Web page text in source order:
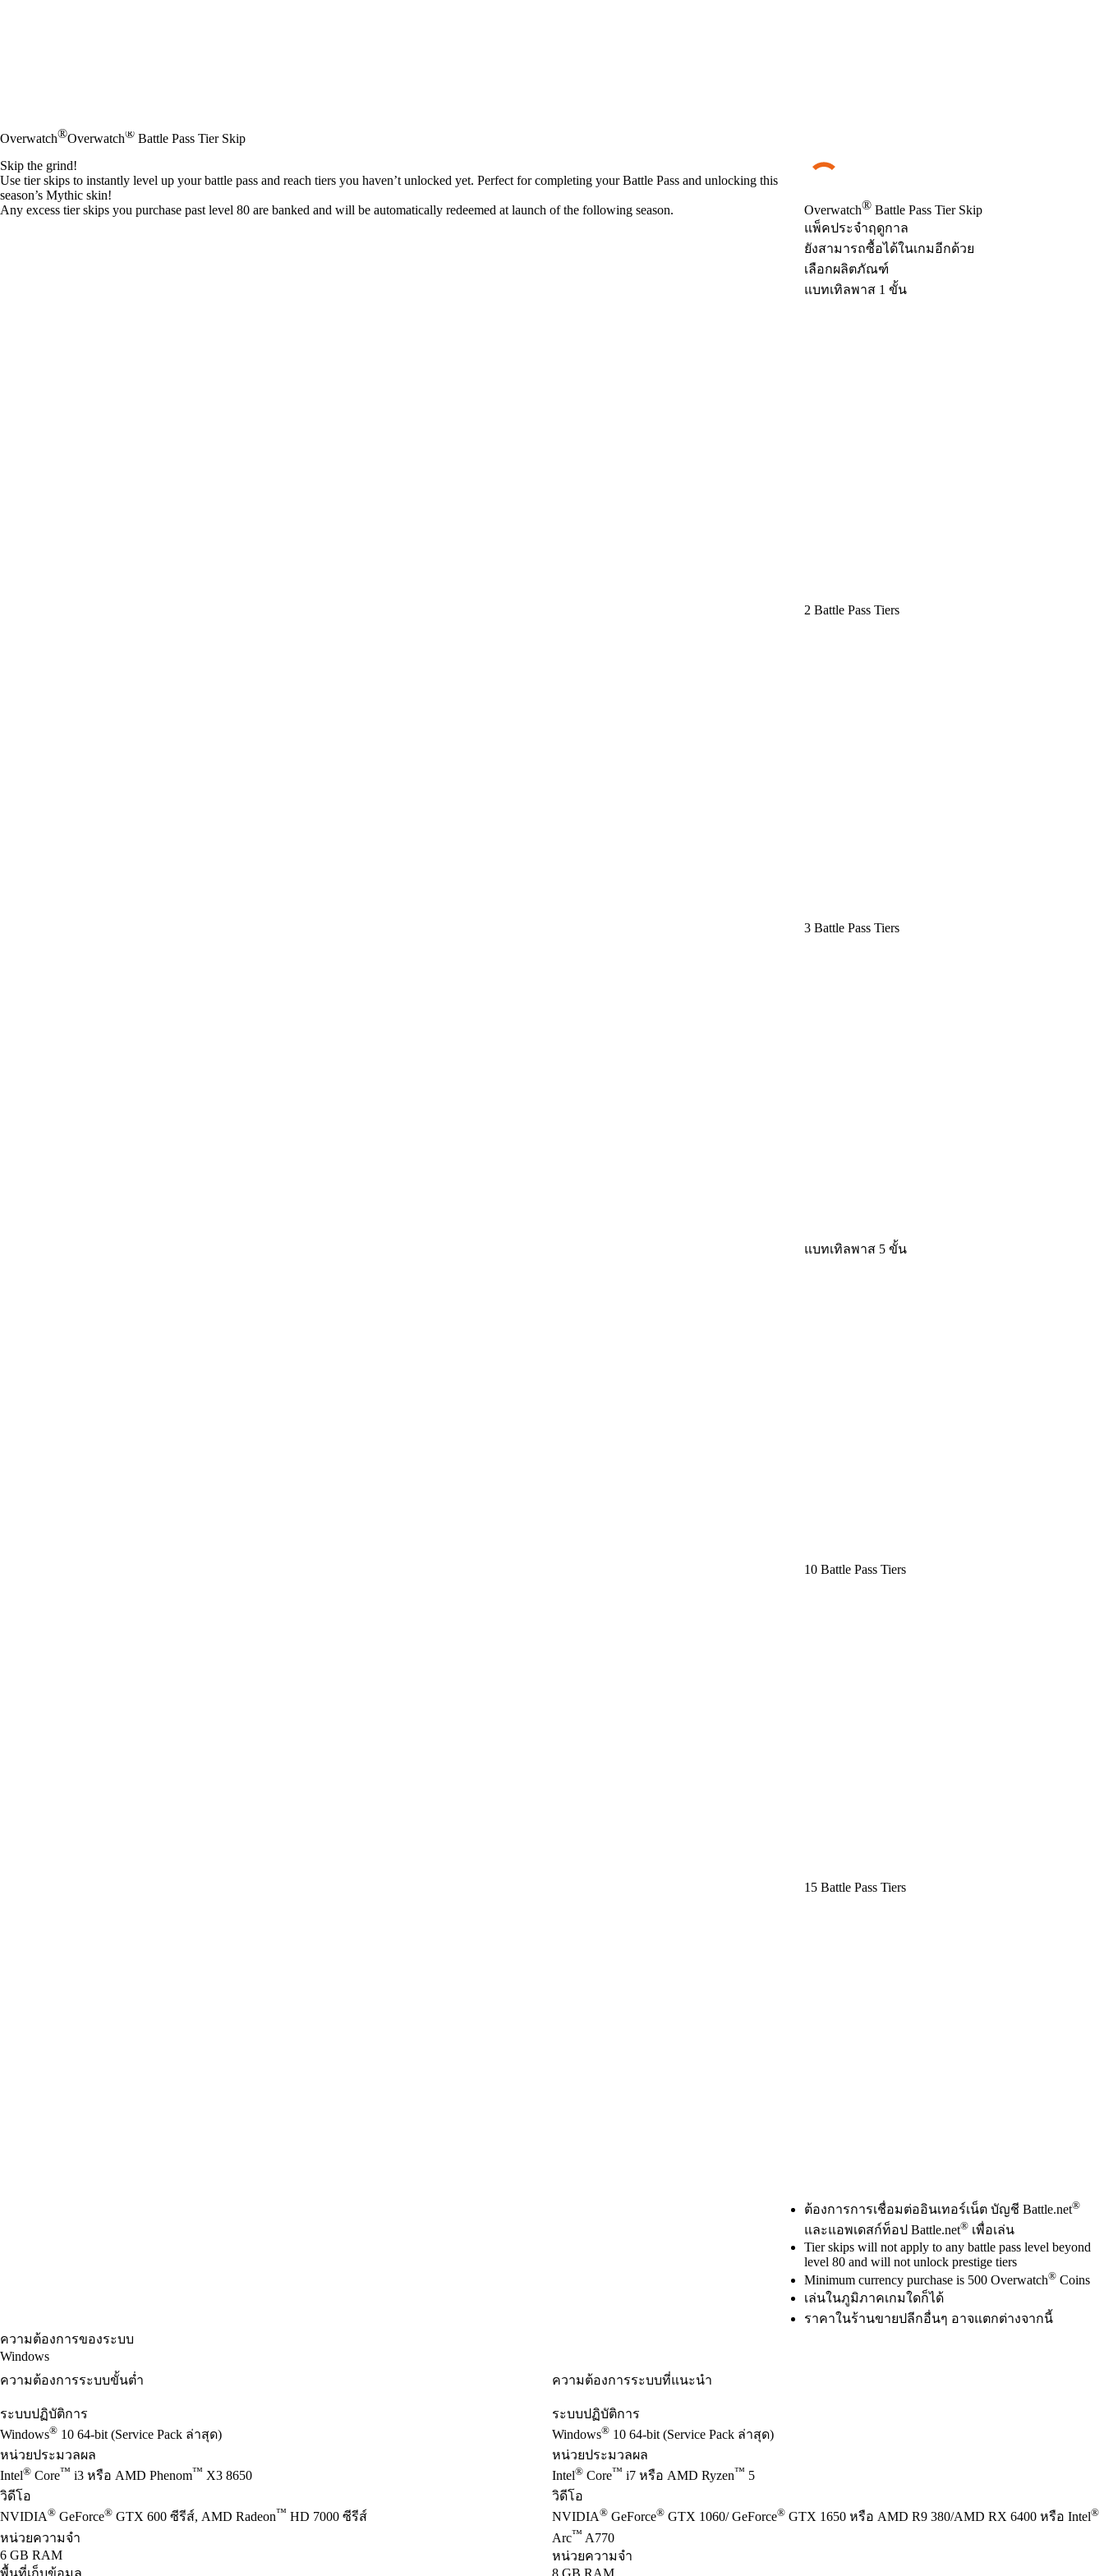
Overwatch®Overwatch® Battle Pass Tier Skip
Overwatch® Battle Pass Tier Skip
แพ็คประจำฤดูกาล
Product Notification
ยังสามารถซื้อได้ในเกมอีกด้วย
เลือกผลิตภัณฑ์
แบทเทิลพาส 1 ขั้น
2 Battle Pass Tiers
3 Battle Pass Tiers
แบทเทิลพาส 5 ขั้น
10 Battle Pass Tiers
15 Battle Pass Tiers
Available actions
ต้องการการเชื่อมต่ออินเทอร์เน็ต บัญชี Battle.net®
และแอพเดสก์ท็อป Battle.net® เพื่อเล่น
Tier skips will not apply to any battle pass level beyond
level 80 and will not unlock prestige tiers
Minimum currency purchase is 500 Overwatch® Coins
เล่นในภูมิภาคเกมใดก็ได้
ราคาในร้านขายปลีกอื่นๆ อาจแตกต่างจากนี้
Skip the grind!
Use tier skips to instantly level up your battle pass and reach tiers you haven’t unlocked yet. Perfect for completing your Battle Pass and unlocking this
season’s Mythic skin!
Any excess tier skips you purchase past level 80 are banked and will be automatically redeemed at launch of the following season.
ความต้องการของระบบ
Windows
ความต้องการระบบขั้นต่ำ
ระบบปฏิบัติการ
Windows® 10 64-bit (Service Pack ล่าสุด)
หน่วยประมวลผล
Intel® Core™ i3 หรือ AMD Phenom™ X3 8650
วิดีโอ
NVIDIA® GeForce® GTX 600 ซีรีส์, AMD Radeon™ HD 7000 ซีรีส์
หน่วยความจำ
6 GB RAM
พื้นที่เก็บข้อมูล
ความต้องการระบบที่แนะนำ
ระบบปฏิบัติการ
Windows® 10 64-bit (Service Pack ล่าสุด)
หน่วยประมวลผล
Intel® Core™ i7 หรือ AMD Ryzen™ 5
วิดีโอ
NVIDIA® GeForce® GTX 1060/ GeForce® GTX 1650 หรือ AMD R9 380/AMD RX 6400 หรือ Intel®
Arc™ A770
หน่วยความจำ
8 GB RAM